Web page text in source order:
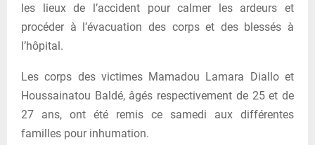
les lieux de l’accident pour calmer les ardeurs et
procéder à l’évacuation des corps et des blessés à
l’hôpital.
Les corps des victimes Mamadou Lamara Diallo et
Houssainatou Baldé, âgés respectivement de 25 et de
27 ans, ont été remis ce samedi aux différentes
familles pour inhumation.